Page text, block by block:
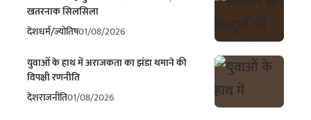
खतरनाक सिलसिला
देशधर्म/ज्योतिष01/08/2026
युवाओं के हाथ में अराजकता का झंडा थमाने की
विपक्षी रणनीति
देशराजनीति01/08/2026